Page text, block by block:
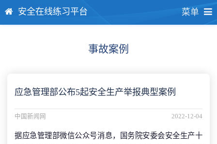
安全在线练习平台 菜单
事故案例
应急管理部公布5起安全生产举报典型案例
中国新闻网 2022-12-04
据应急管理部微信公众号消息，国务院安委会安全生产十